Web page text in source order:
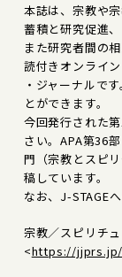
本誌は、宗教や
蓄積と研究促進、
また研究者間の
読付きオンライン
・ジャーナルで
とができます。
今回発行された
さい。APA第36部
門（宗教とスピ
稿しています。
なお、J-STAGE
宗教／スピリチ
<https://jjprs.jp/